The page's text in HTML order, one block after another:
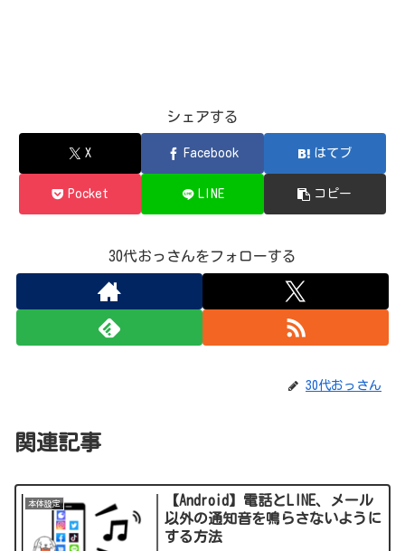
シェアする
X Facebook はてブ
Pocket LINE コピー
30代おっさんをフォローする
30代おっさん
関連記事
本体設定
【Android】電話とLINE、メール
以外の通知音を鳴らさないように
する方法